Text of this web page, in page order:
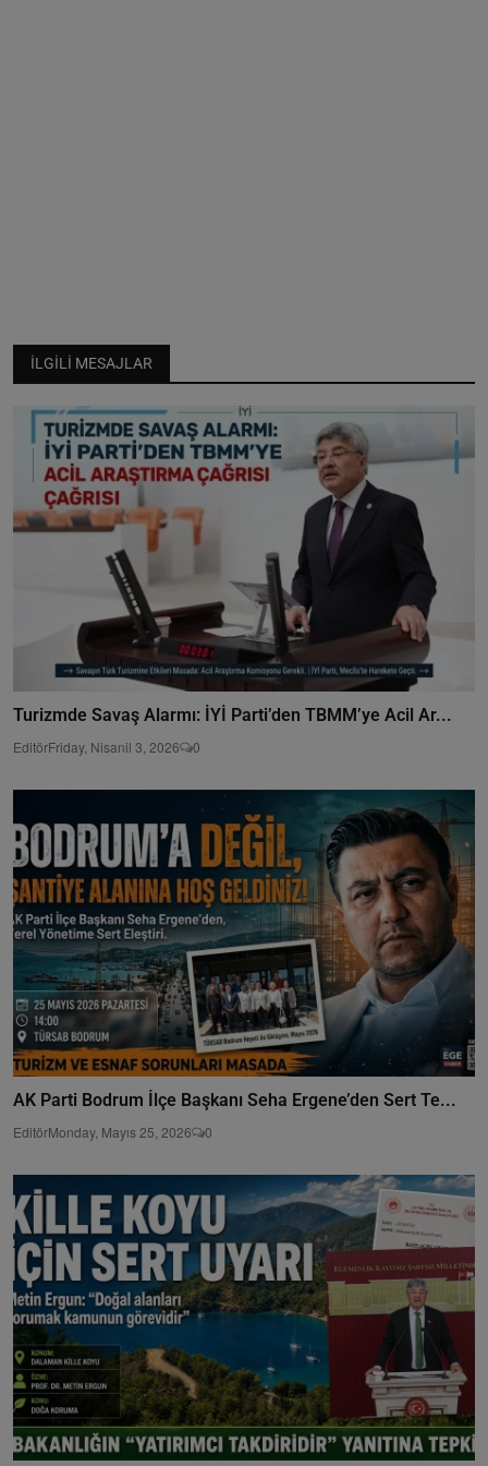
İLGILI MESAJLAR
Turizmde Savaş Alarmı: İYİ Parti’den TBMM’ye Acil Ar...
EditörFriday, Nisanil 3, 2026 0
AK Parti Bodrum İlçe Başkanı Seha Ergene’den Sert Te...
EditörMonday, Mayıs 25, 2026 0